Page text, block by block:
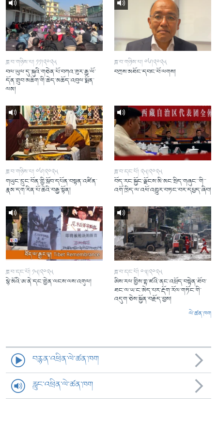
ཟླ་བ་གཉིས་པ། ༡༡།༢༠༢༥
བལ་ཡུལ་དུ་སྐུའི་གཅེན་པོ་བཀའ་ཟུར་རྒྱ་ལོ་
དོན་གྲུབ་མཆོག་གི་ཆེད་མཆོད་འབུལ་སྨོན་
ལམ།
ཟླ་བ་གཉིས་པ། ༠༦།༢༠༢༥
བཀྲས་མཐོང་དབང་བོ་ལགས།
ཟླ་བ་གཉིས་པ། ༠༦།༢༠༢༥
གཡུང་དྲུང་བོན་གྱི་སློབ་དཔོན་བསྟན་འཛིན་
རྣམ་དག་རིན་པོ་ཆེའི་བརྒྱ་སྟོན།
ཟླ་བ་དང་པོ། ༢༥།༢༠༢༥
བོད་རང་སྐྱོང་ལྗོངས་མི་མང་སྲིད་གཞུང་་གི་་
འགོ་ཁྲིད་ལ་འཕོ་འགྱུར་བཏང་བར་དཔྱད་ཞིབ།
ཟླ་བ་དང་པོ། ༡༥།༢༠༢༥
སྙེ་མོའི་ཨ་ནེ་དང་གྱེན་ལངས་ལས་འགུལ།
ཟླ་བ་དང་པོ། ༠༣།༢༠༢༥
ཨིས་རལ་གྱིས་གྷ་ཛའི་ནང་འཕྲོད་བསྟེན་ཐོབ་
ཐང་ལ་ཡ་ང་མེད་པར་རྡོག་རོལ་གཏོང་གི་
འདུག་ཅེས་སྐྱོན་བརྗོད་བྱས།
ལེ་ཚན་ཁག
བརྙན་འཕྲིན་ལེ་ཚན་ཁག
རླུང་འཕྲིན་ལེ་ཚན་ཁག